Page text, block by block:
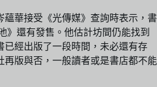
蘊華接受《光傳媒》查詢時表示，書
》還有發售。他估計坊間仍能找到
已經出版了一段時間，未必還有存
再版與否，一般讀者或是書店都不能